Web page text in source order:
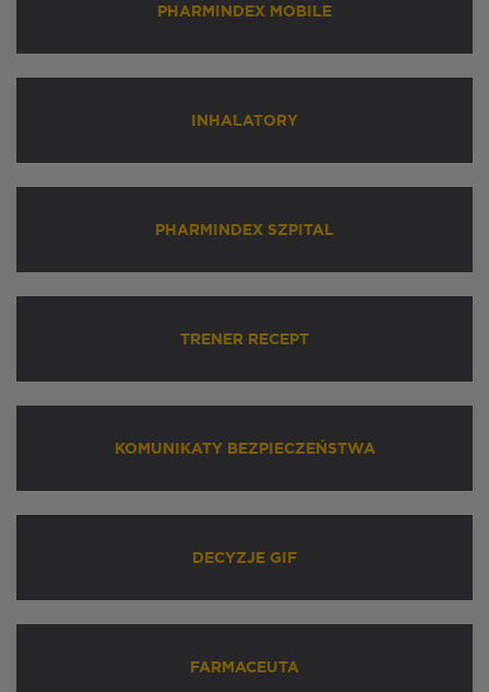
PHARMINDEX MOBILE
INHALATORY
PHARMINDEX SZPITAL
TRENER RECEPT
KOMUNIKATY BEZPIECZEŃSTWA
DECYZJE GIF
FARMACEUTA